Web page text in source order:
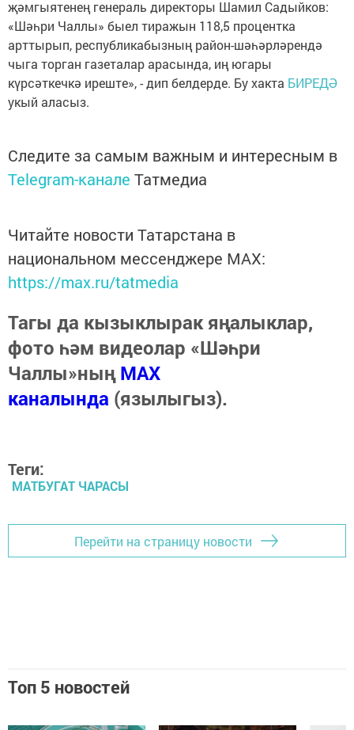
җәмгыятенең генераль директоры Шамил Садыйков:
«Шәһри Чаллы» быел тиражын 118,5 процентка
арттырып, республикабызның район-шәһәрләрендә
чыга торган газеталар арасында, иң югары
күрсәткечкә иреште», - дип белдерде. Бу хакта БИРЕДӘ
укый аласыз.
Следите за самым важным и интересным в
Telegram-канале Татмедиа
Читайте новости Татарстана в
национальном мессенджере MАХ:
https://max.ru/tatmedia
Тагы да кызыклырак яңалыклар,
фото һәм видеолар «Шәһри
Чаллы»ныңMAX
каналында (язылыгыз).
Теги:
МАТБУГАТ ЧАРАСЫ
Перейти на страницу новости
Топ 5 новостей